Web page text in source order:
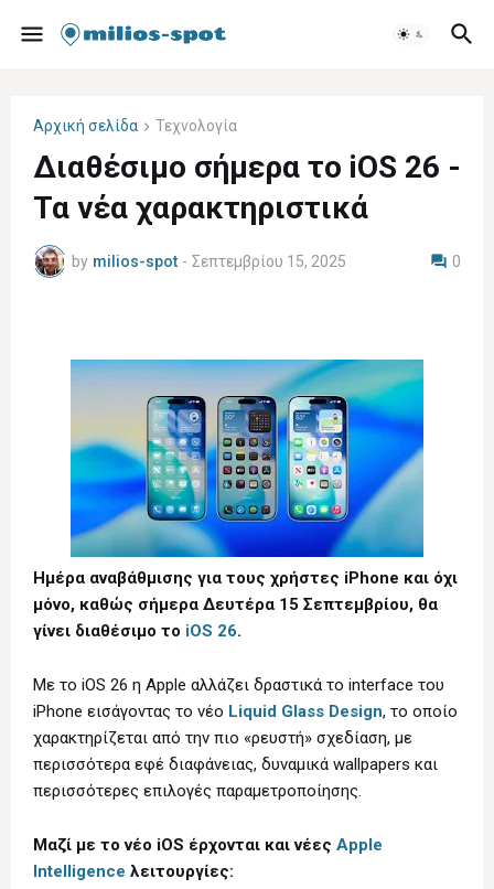
Αρχική σελίδα Τεχνολογία
Διαθέσιμο σήμερα το iOS 26 -
Τα νέα χαρακτηριστικά
by milios-spot - Σεπτεμβρίου 15, 2025 0
Ημέρα αναβάθμισης για τους χρήστες iPhone και όχι
μόνο, καθώς σήμερα Δευτέρα 15 Σεπτεμβρίου, θα
γίνει διαθέσιμο το iOS 26.
Mε το iOS 26 η Apple αλλάζει δραστικά το interface του
iPhone εισάγοντας το νέο Liquid Glass Design, το οποίο
χαρακτηρίζεται από την πιο «ρευστή» σχεδίαση, με
περισσότερα εφέ διαφάνειας, δυναμικά wallpapers και
περισσότερες επιλογές παραμετροποίησης.
Μαζί με το νέο iOS έρχονται και νέες Apple
Intelligence λειτουργίες: